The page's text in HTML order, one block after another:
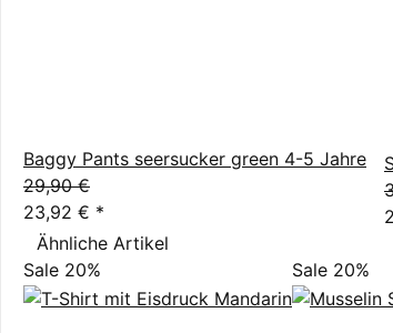
Baggy Pants seersucker green 4-5 Jahre
29,90 €
23,92 € *
Ähnliche Artikel
Sale 20%
Sale 20%